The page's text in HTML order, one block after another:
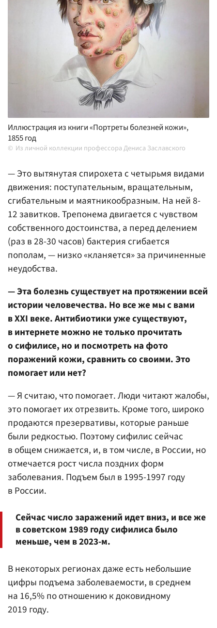
Иллюстрация из книги «Портреты болезней кожи»,
1855 год
Из личной коллекции профессора Дениса Заславского
— Это вытянутая спирохета с четырьмя видами
движения: поступательным, вращательным,
сгибательным и маятникообразным. На ней 8-
12 завитков. Трепонема двигается с чувством
собственного достоинства, а перед делением
(раз в 28-30 часов) бактерия сгибается
пополам, — низко «кланяется» за причиненные
неудобства.
— Эта болезнь существует на протяжении всей
истории человечества. Но все же мы с вами
в XXI веке. Антибиотики уже существуют,
в интернете можно не только прочитать
о сифилисе, но и посмотреть на фото
поражений кожи, сравнить со своими. Это
помогает или нет?
— Я считаю, что помогает. Люди читают жалобы,
это помогает их отрезвить. Кроме того, широко
продаются презервативы, которые раньше
были редкостью. Поэтому сифилис сейчас
в общем снижается, и, в том числе, в России, но
отмечается рост числа поздних форм
заболевания. Подъем был в 1995-1997 году
в России.
Сейчас число заражений идет вниз, и все же
в советском 1989 году сифилиса было
меньше, чем в 2023-м.
В некоторых регионах даже есть небольшие
цифры подъема заболеваемости, в среднем
на 16,5% по отношению к доковидному
2019 году.